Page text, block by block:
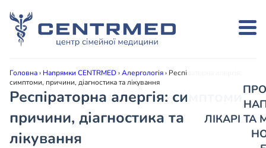
ЛІКАРІ
Головна› Напрямки CENTRMED›Алергологія› Респіраторна алергія:
симптоми, причини, діагностика та лікування
Респіраторна алергія: симптоми,
причини, діагностика та
лікування